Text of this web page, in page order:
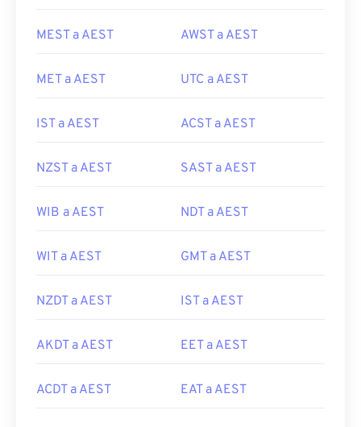
MEST a AEST AWST a AEST
MET a AEST UTC a AEST
IST a AEST ACST a AEST
NZST a AEST SAST a AEST
WIB a AEST NDT a AEST
WIT a AEST GMT a AEST
NZDT a AEST IST a AEST
AKDT a AEST EET a AEST
ACDT a AEST EAT a AEST